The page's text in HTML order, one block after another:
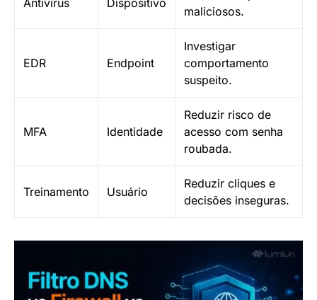
maliciosos.
EDR Endpoint
Investigar
comportamento
suspeito.
MFA Identidade
Reduzir risco de
acesso com senha
roubada.
Treinamento Usuário
Reduzir cliques e
decisões inseguras.